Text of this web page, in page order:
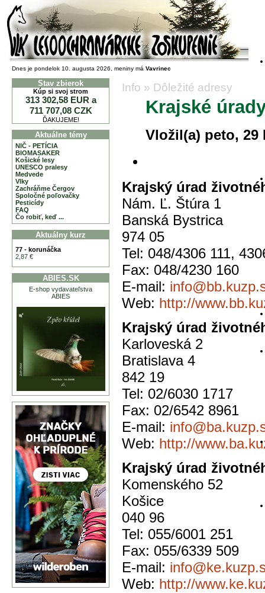
Dnes je pondelok 10. augusta 2026, meniny má Vavrinec
LZ VLK
Stav zbierok
Kúp si svoj strom
313 302,58 EUR a
711 707,08 CZK
ĎAKUJEME!
Aktuálne témy
NIČ - PETÍCIA
BIOMASAKER
Košické lesy
UNESCO pralesy
Medvede
Vlky
Zachráňme Čergov
Spoločné poľovačky
Pesticídy
FAQ
Čo robiť, keď ...
Aktuálny kurz
77 - korunáčka
2,87 €
ABIES.SK
E-shop vydavateľstva
ABIES
Info » Dôležité adresy
Krajské
Vložil(a) peto, 29
Krajský úrad
Nám. Ľ. Štúra 1
Banská Bystrica
974 05
Tel: 048/4306 111,
Fax: 048/4230 160
E-mail:
Web: http://
Krajský úrad
Karloveská 2
Bratislava 4
842 19
Tel: 02/6030 1717
Fax: 02/6542 8961
E-mail:
Web: http://
Krajský úrad
Komenského 52
Košice
040 96
Tel: 055/6001 251
Fax: 055/6339 509
E-mail:
Web: http://